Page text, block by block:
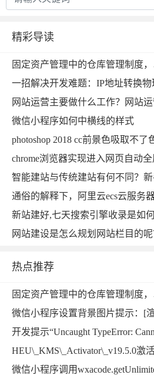
精彩导读
网站运营主要做什么工作？网站运
微信小程序如何中横线的样式
photoshop 2018 cc前景色吸取不了
通俗的解释下，阿里云ecs云服务
新站建好,七天搜索引擎收录是如
热点推荐
HEU\_KMS\_Activator\_v19.5.0激